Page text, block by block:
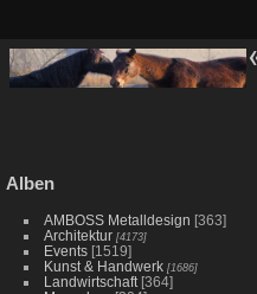
Alben
AMBOSS Metalldesign [363]
Architektur [4173]
Events [1519]
Kunst & Handwerk [1686]
Landwirtschaft [364]